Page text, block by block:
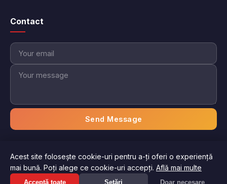
Contact
Send Message
© 2026 Imobiliare Aici. Toate drepturile rezervate.
Politica de confidențialitateTermeni și condiții
Acest site folosește cookie-uri pentru a-ți oferi o experiență
mai bună. Poți alege ce cookie-uri accepți. Află mai multe
Acceptă toate Setări Doar necesare